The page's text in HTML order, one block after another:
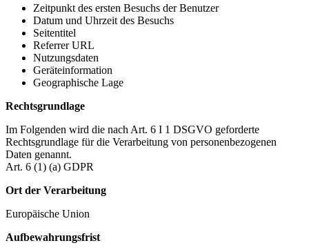
Zeitpunkt des ersten Besuchs der Benutzer
Datum und Uhrzeit des Besuchs
Seitentitel
Referrer URL
Nutzungsdaten
Geräteinformation
Geographische Lage
Rechtsgrundlage
Im Folgenden wird die nach Art. 6 I 1 DSGVO geforderte
Rechtsgrundlage für die Verarbeitung von personenbezogenen
Daten genannt.
Art. 6 (1) (a) GDPR
Ort der Verarbeitung
Europäische Union
Aufbewahrungsfrist